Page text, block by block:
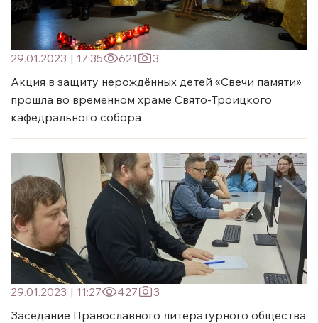
29.01.2023 | 17:35 621
3
Акция в защиту нерождённых детей «Свечи памяти»
прошла во временном храме Свято-Троицкого
кафедрального собора
29.01.2023 | 11:27 427
3
Заседание Православного литературного общества